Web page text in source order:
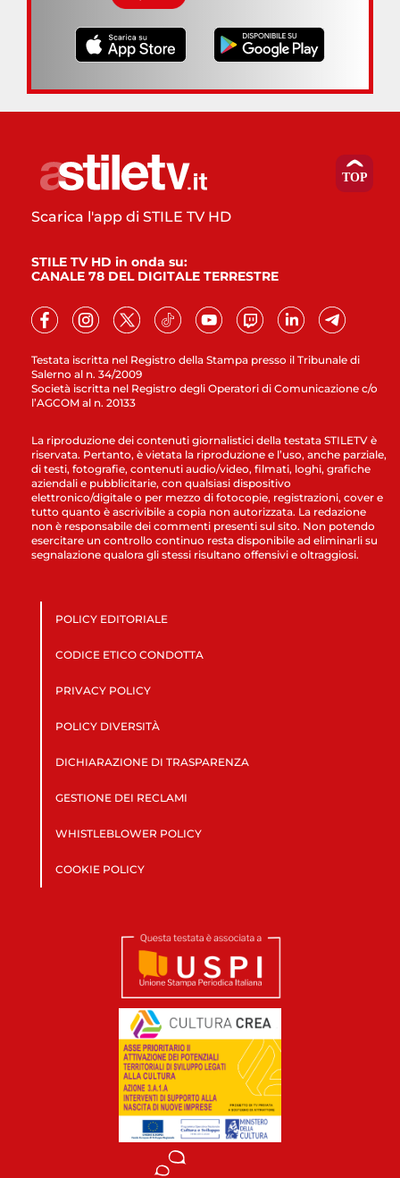
Testata iscritta nel Registro della Stampa presso il Tribunale di
Salerno al n. 34/2009
Società iscritta nel Registro degli Operatori di Comunicazione c/o
l’AGCOM al n. 20133
Scarica l'app di STILE TV HD
STILE TV HD in onda su:
CANALE 78 DEL DIGITALE TERRESTRE
La riproduzione dei contenuti giornalistici della testata STILETV è
riservata. Pertanto, è vietata la riproduzione e l’uso, anche parziale,
di testi, fotografie, contenuti audio/video, filmati, loghi, grafiche
aziendali e pubblicitarie, con qualsiasi dispositivo
elettronico/digitale o per mezzo di fotocopie, registrazioni, cover e
tutto quanto è ascrivibile a copia non autorizzata. La redazione
non è responsabile dei commenti presenti sul sito. Non potendo
esercitare un controllo continuo resta disponibile ad eliminarli su
segnalazione qualora gli stessi risultano offensivi e oltraggiosi.
POLICY EDITORIALE
CODICE ETICO CONDOTTA
PRIVACY POLICY
POLICY DIVERSITÀ
DICHIARAZIONE DI TRASPARENZA
GESTIONE DEI RECLAMI
WHISTLEBLOWER POLICY
COOKIE POLICY